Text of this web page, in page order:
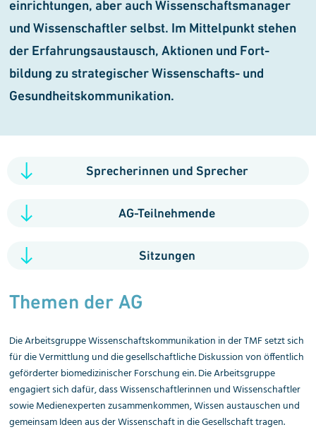
einrichtungen, aber auch Wissenschaftsmanager
und Wissenschaftler selbst. Im Mittelpunkt stehen
der Erfahrungs­austausch, Aktionen und Fort­
bildung zu strategischer Wissen­schafts- und
Gesundheits­kommunikation.
Sprecherinnen und Sprecher
AG-Teilnehmende
Sitzungen
Themen der AG
Die Arbeitsgruppe Wissenschaftskommunikation in der TMF setzt sich
für die Vermittlung und die gesellschaftliche Diskussion von öffentlich
geförderter biomedizinischer Forschung ein. Die Arbeitsgruppe
engagiert sich dafür, dass Wissenschaftlerinnen und Wissenschaftler
sowie Medienexperten zusammenkommen, Wissen austauschen und
gemeinsam Ideen aus der Wissenschaft in die Gesellschaft tragen.